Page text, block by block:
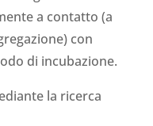
a contatto (a
con
di incubazione.
la ricerca